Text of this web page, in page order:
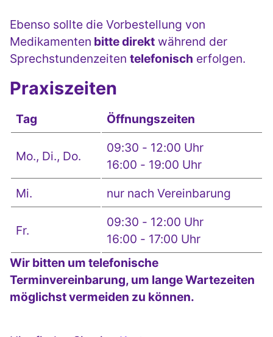
Ebenso sollte die Vorbestellung von
Medikamenten bitte direkt während der
Sprechstundenzeiten telefonisch erfolgen.
Praxiszeiten
Tag Öffnungszeiten
Mo., Di., Do.
09:30 - 12:00 Uhr
16:00 - 19:00 Uhr
Mi.
nur nach Vereinbarung
Fr.
09:30 - 12:00 Uhr
16:00 - 17:00 Uhr
Wir bitten um telefonische
Terminvereinbarung, um lange Wartezeiten
möglichst vermeiden zu können.